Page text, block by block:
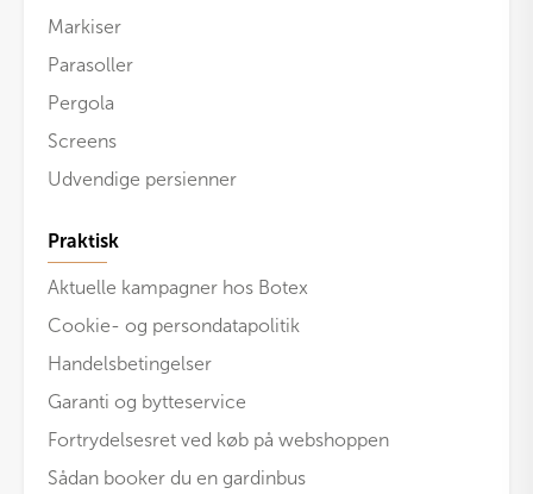
Markiser
Parasoller
Pergola
Screens
Udvendige persienner
Praktisk
Aktuelle kampagner hos Botex
Cookie- og persondatapolitik
Handelsbetingelser
Garanti og bytteservice
Fortrydelsesret ved køb på webshoppen
Sådan booker du en gardinbus